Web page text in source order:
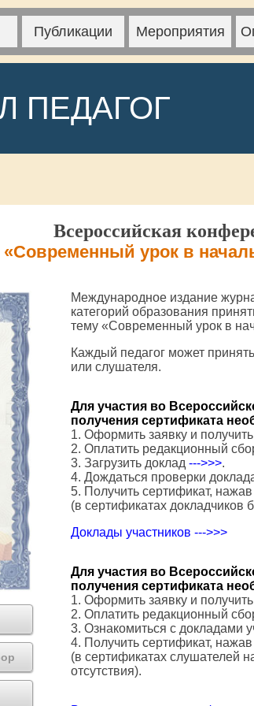
Публикации Мероприятия
ПЕДАГОГ
Всероссийская
«Современный урок в
Международное издание
категорий образования
тему «Современный урок в
Каждый педагог может
или слушателя.
Для участия во
получения сертификата
1. Оформить заявку и
2. Оплатить редакционный
3. Загрузить доклад --->>>.
4. Дождаться проверки
5. Получить сертификат,
(в сертификатах докладчиков
Доклады участников --->>>
Для участия во
получения сертификата
1. Оформить заявку и
2. Оплатить редакционный
3. Ознакомиться с докладами
4. Получить сертификат,
(в сертификатах слушателей
отсутствия).